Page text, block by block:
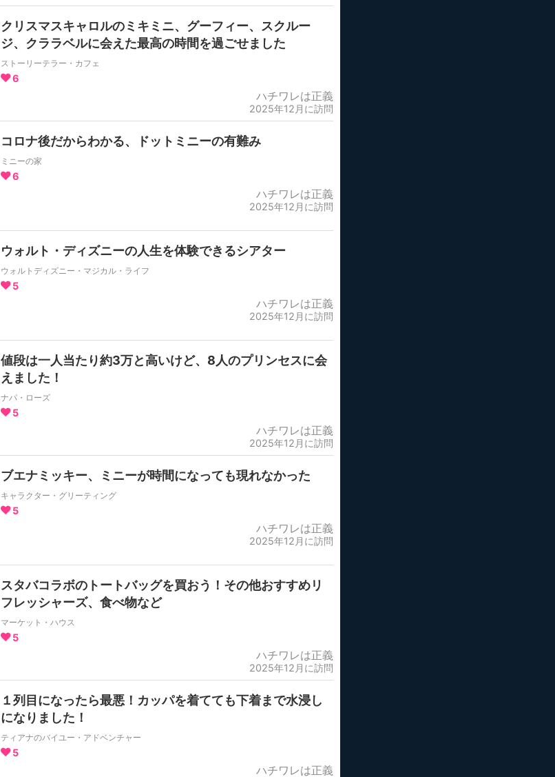
クリスマスキャロルのミキミニ、グーフィー、スクルー
ジ、クララベルに会えた最高の時間を過ごせました
ストーリーテラー・カフェ
6
ハチワレは正義
2025年12月に訪問
コロナ後だからわかる、ドットミニーの有難み
ミニーの家
6
ハチワレは正義
2025年12月に訪問
ウォルト・ディズニーの人生を体験できるシアター
ウォルトディズニー・マジカル・ライフ
5
ハチワレは正義
2025年12月に訪問
値段は一人当たり約3万と高いけど、8人のプリンセスに会
えました！
ナパ・ローズ
5
ハチワレは正義
2025年12月に訪問
ブエナミッキー、ミニーが時間になっても現れなかった
キャラクター・グリーティング
5
ハチワレは正義
2025年12月に訪問
スタバコラボのトートバッグを買おう！その他おすすめリ
フレッシャーズ、食べ物など
マーケット・ハウス
5
ハチワレは正義
2025年12月に訪問
１列目になったら最悪！カッパを着てても下着まで水浸し
になりました！
ティアナのバイユー・アドベンチャー
5
ハチワレは正義